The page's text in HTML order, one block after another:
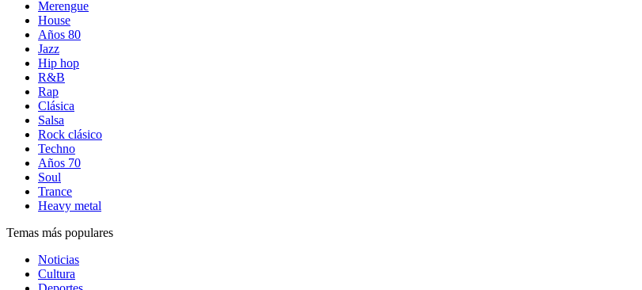
Merengue
House
Años 80
Jazz
Hip hop
R&B
Rap
Clásica
Salsa
Rock clásico
Techno
Años 70
Soul
Trance
Heavy metal
Temas más populares
Noticias
Cultura